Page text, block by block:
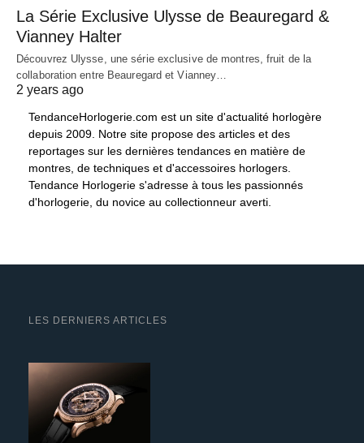
La Série Exclusive Ulysse de Beauregard &
Vianney Halter
Découvrez Ulysse, une série exclusive de montres, fruit de la
collaboration entre Beauregard et Vianney…
2 years ago
TendanceHorlogerie.com est un site d'actualité horlogère
depuis 2009. Notre site propose des articles et des
reportages sur les dernières tendances en matière de
montres, de techniques et d'accessoires horlogers.
Tendance Horlogerie s'adresse à tous les passionnés
d'horlogerie, du novice au collectionneur averti.
LES DERNIERS ARTICLES